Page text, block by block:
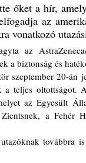
őket a hír,
az
vonatkozó
a biztonság és
a teljes
az Egyesült
a Fehér